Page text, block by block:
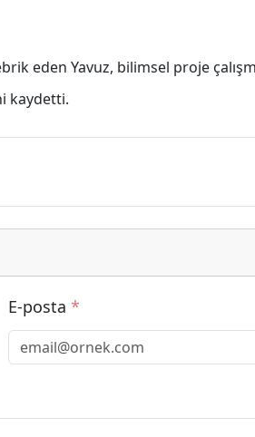
eden Yavuz, bilimsel proje
kaydetti.
E-posta *